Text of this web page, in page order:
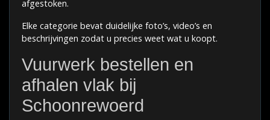
afgestoken.
Elke categorie bevat duidelijke foto’s, video’s en
beschrijvingen zodat u precies weet wat u koopt.
Vuurwerk bestellen en
afhalen vlak bij
Schoonrewoerd